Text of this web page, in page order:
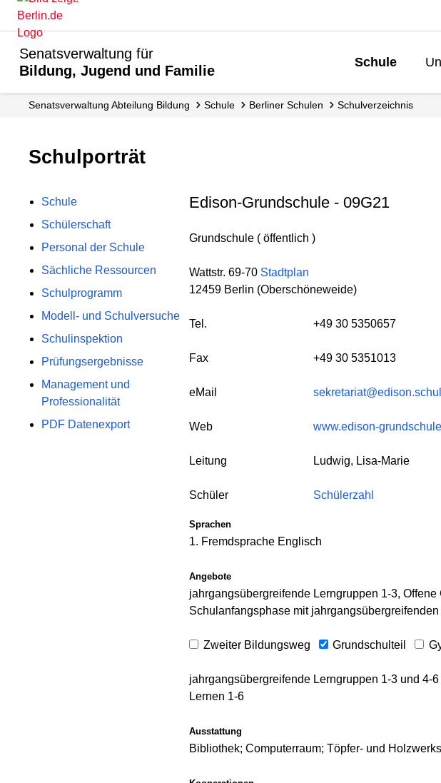
Senatsverwaltung für
Bildung, Jugend und Familie
Schule
Senats­verwaltung Abteilung Bildung Schule Berliner Schulen Schul­verzeichnis
Schulporträt
Schule
Schülerschaft
Personal der Schule
Sächliche Ressourcen
Schulprogramm
Modell- und Schulversuche
Schulinspektion
Prüfungsergebnisse
Management und
Professionalität
PDF Datenexport
Edison-Grundschule - 09G21
Grundschule ( öffentlich )
Wattstr. 69-70 Stadtplan
12459 Berlin (Oberschöneweide)
Tel. +49 30 5350657
Fax +49 30 5351013
eMail
Web www.edison-
Leitung Ludwig, Lisa-Marie
Schüler Schülerzahl
Sprachen
1. Fremdsprache Englisch
Angebote
jahrgangsübergreifende Lerngruppen 1-3, Offene
Schulanfangsphase mit
Zweiter Bildungsweg Grundschulteil
jahrgangsübergreifende Lerngruppen 1-3 und 4-
Lernen 1-6
Ausstattung
Bibliothek; Computerraum; Töpfer- und